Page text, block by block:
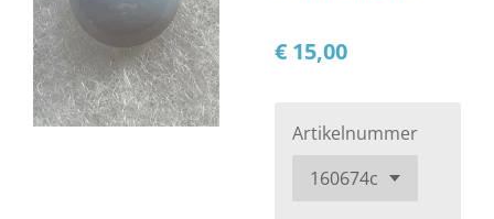
€ 15,00
Artikelnummer